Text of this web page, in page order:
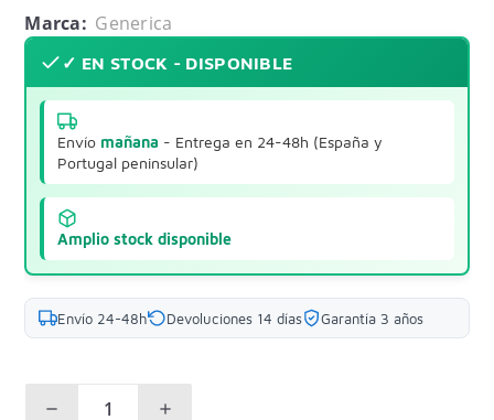
Marca: Generica
✓ EN STOCK - DISPONIBLE
Envío mañana - Entrega en 24-48h (España y
Portugal peninsular)
Amplio stock disponible
Envío 24-48h Devoluciones 14 días Garantía 3 años